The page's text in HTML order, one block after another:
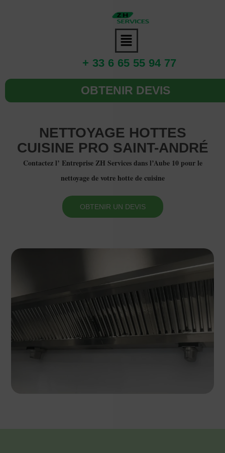
+ 33 6 65 55 94 77
OBTENIR DEVIS
NETTOYAGE HOTTES
CUISINE PRO SAINT-ANDRÉ
Contactez l’ Entreprise ZH Services dans l’Aube 10 pour le
nettoyage de votre hotte de cuisine
OBTENIR UN DEVIS